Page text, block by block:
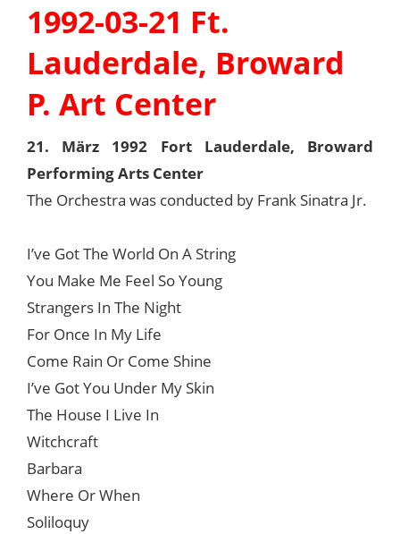
1992-03-21 Ft.
Lauderdale, Broward
P. Art Center
21. März 1992 Fort Lauderdale, Broward
Performing Arts Center
The Orchestra was conducted by Frank Sinatra Jr.
I’ve Got The World On A String
You Make Me Feel So Young
Strangers In The Night
For Once In My Life
Come Rain Or Come Shine
I’ve Got You Under My Skin
The House I Live In
Witchcraft
Barbara
Where Or When
Soliloquy